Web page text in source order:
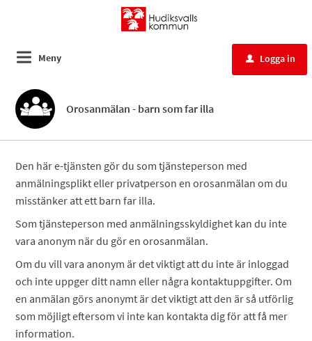
Meny u Logga in
Orosanmälan - barn som far illa
Den här e-tjänsten gör du som tjänsteperson med
anmälningsplikt eller privatperson en orosanmälan om du
misstänker att ett barn far illa.
Som tjänsteperson med anmälningsskyldighet kan du inte
vara anonym när du gör en orosanmälan.
Om du vill vara anonym är det viktigt att du inte är inloggad
och inte uppger ditt namn eller några kontaktuppgifter. Om
en anmälan görs anonymt är det viktigt att den är så utförlig
som möjligt eftersom vi inte kan kontakta dig för att få mer
information.